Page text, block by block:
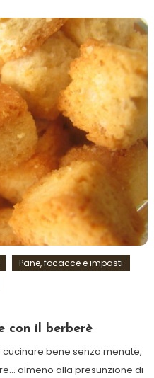
Pane, focacce e impasti
con il berberè
bene senza menate,
almeno alla presunzione di